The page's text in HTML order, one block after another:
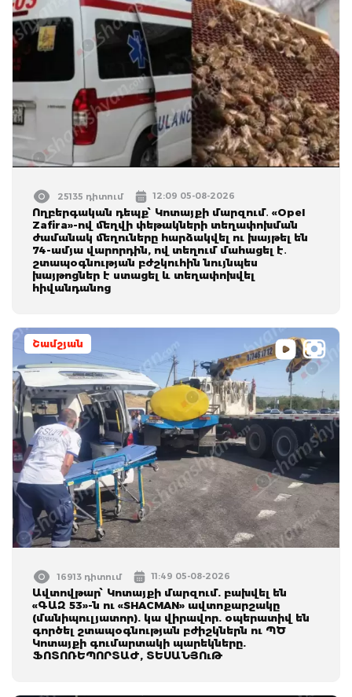
25135 դիտում 12:09 05-08-2026
Ողբերգական դեպք՝ Կոտայքի մարզում․ «Opel
Zafira»-ով մեղվի փեթակների տեղափոխման
ժամանակ մեղուները հարձակվել ու խայթել են
74-ամյա վարորդին, ով տեղում մահացել է․
շտապօգնության բժշկուհին նույնպես
խայթոցներ է ստացել և տեղափոխվել
հիվանդանոց
Շամշյան
16913 դիտում 11:49 05-08-2026
Ավտովթար՝ Կոտայքի մարզում. բախվել են
«ԳԱԶ 53»-ն ու «SHACMAN» ավտոքարշակը
(մանիպուլյատոր). կա վիրավոր. օպերատիվ են
գործել շտապօգնության բժիշկներն ու ՊԾ
Կոտայքի գումարտակի պարեկները.
ՖՈՏՈՌԵՊՈՐՏԱԺ, ՏԵՍԱՆՅՈւԹ